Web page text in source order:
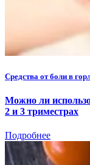
Средства от боли в
Можно ли
2 и 3 триместрах
Подробнее